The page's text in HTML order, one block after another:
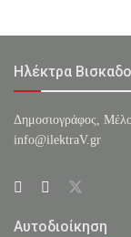
Ηλέκτρα
Δημοσιογράφος,
info@ilektraV.gr
Αυτοδιοίκηση